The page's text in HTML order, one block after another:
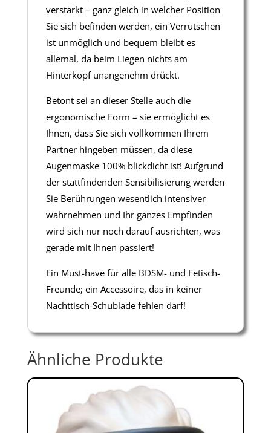
verstärkt – ganz gleich in welcher Position
Sie sich befinden werden, ein Verrutschen
ist unmöglich und bequem bleibt es
allemal, da beim Liegen nichts am
Hinterkopf unangenehm drückt.
Betont sei an dieser Stelle auch die
ergonomische Form – sie ermöglicht es
Ihnen, dass Sie sich vollkommen Ihrem
Partner hingeben müssen, da diese
Augenmaske 100% blickdicht ist! Aufgrund
der stattfindenden Sensibilisierung werden
Sie Berührungen wesentlich intensiver
wahrnehmen und Ihr ganzes Empfinden
wird sich nur noch darauf ausrichten, was
gerade mit Ihnen passiert!
Ein Must-have für alle BDSM- und Fetisch-
Freunde; ein Accessoire, das in keiner
Nachttisch-Schublade fehlen darf!
Ähnliche Produkte